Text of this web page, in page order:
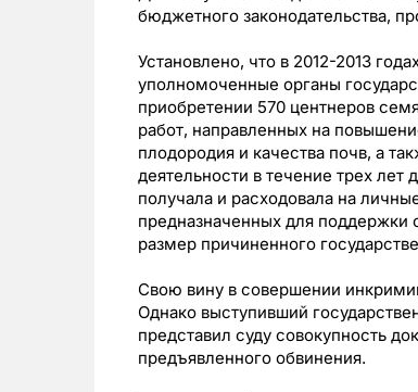
бюджетного законодательства,
Установлено, что в 2012-2013
уполномоченные органы
приобретении 570 центнеров
работ, направленных на
плодородия и качества почв, а
деятельности в течение трех лет
получала и расходовала на
предназначенных для поддержки
размер причиненного
Свою вину в совершении
Однако выступивший
представил суду совокупность
предъявленного обвинения.